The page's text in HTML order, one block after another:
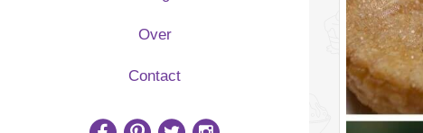
Over
Contact